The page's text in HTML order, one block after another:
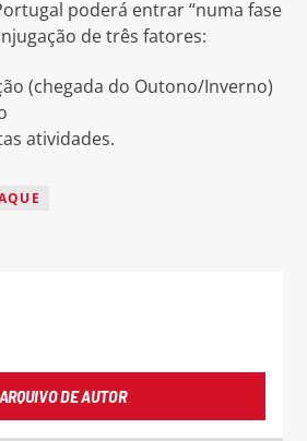
poderá entrar “numa fase
de três fatores:
(chegada do Outono/Inverno)
atividades.
ARQUIVO DE AUTOR